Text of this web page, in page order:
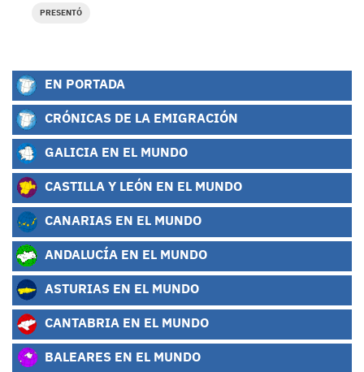
PRESENTÓ
EN PORTADA
CRÓNICAS DE LA EMIGRACIÓN
GALICIA EN EL MUNDO
CASTILLA Y LEÓN EN EL MUNDO
CANARIAS EN EL MUNDO
ANDALUCÍA EN EL MUNDO
ASTURIAS EN EL MUNDO
CANTABRIA EN EL MUNDO
BALEARES EN EL MUNDO